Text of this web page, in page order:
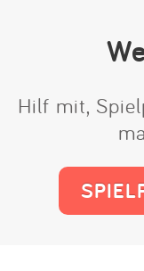
Hilf mit,